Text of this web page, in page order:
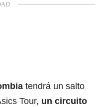
tendrá un salto
Tour, un circuito